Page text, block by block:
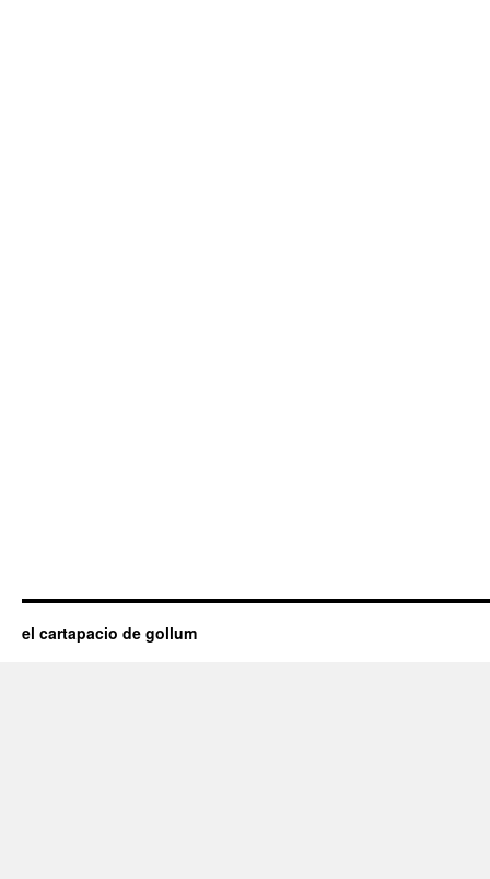
el cartapacio de gollum